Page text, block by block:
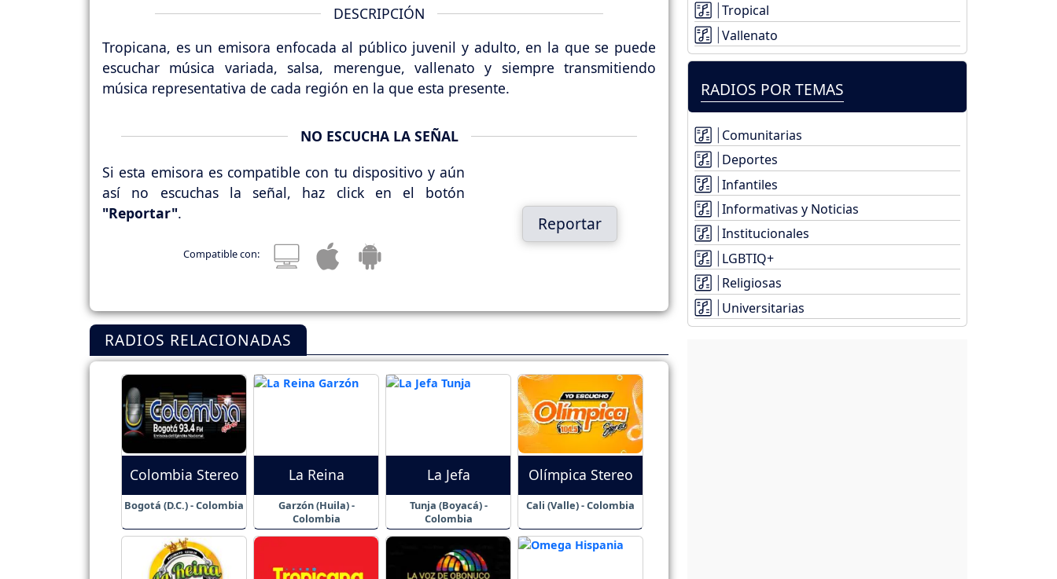
DESCRIPCIÓN
Tropicana, es un emisora enfocada al público juvenil y adulto, en la que se puede
escuchar música variada, salsa, merengue, vallenato y siempre transmitiendo
música representativa de cada región en la que esta presente.
NO ESCUCHA LA SEÑAL
Si esta emisora es compatible con tu dispositivo y aún
así no escuchas la señal, haz click en el botón
"Reportar".
Compatible con:
Reportar
RADIOS RELACIONADAS
Colombia Stereo
Bogotá (D.C.) - Colombia
La Reina
Garzón (Huila) -
Colombia
La Jefa
Tunja (Boyacá) -
Colombia
Olímpica Stereo
Cali (Valle) - Colombia
Tropical
Vallenato
RADIOS POR TEMAS
Comunitarias
Deportes
Infantiles
Informativas y Noticias
Institucionales
LGBTIQ+
Religiosas
Universitarias